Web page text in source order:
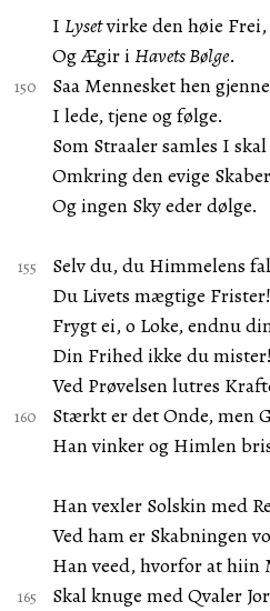
I Lysetvirke den høie Frei,
Og Ægir i Havets Bølge.
Saa Mennesket hen
I lede, tjene og følge.
Som Straaler samles I
Omkring den evige
Og ingen Sky eder dølge.
Selv du, du Himmelens
Du Livets mægtige Frister!
Frygt ei, o Loke, endnu
Din Frihed ikke du mister!
Ved Prøvelsen lutres
Stærkt er det Onde, men
Han vinker og Himlen
Han vexler Solskin med
Ved ham er Skabningen
Han veed, hvorfor at hiin
Skal knuge med Qvaler